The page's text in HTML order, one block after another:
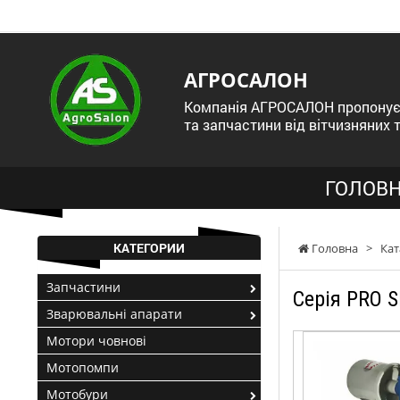
АГРОСАЛОН
Компанія АГРОСАЛОН пропонує
та запчастини від вітчизняних
Головна >
Серія PRO
КАТЕГОРИИ
Запчастини
Зварювальні апарати
Мотори човнові
Мотопомпи
Мотобури